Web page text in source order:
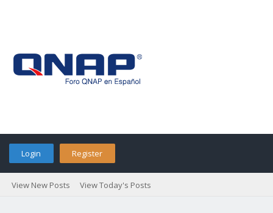
Login Register
View New Posts View Today's Posts